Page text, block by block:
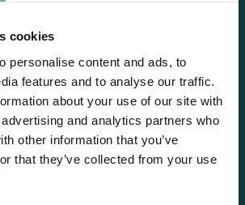
cookies
personalise content and ads, to
features and to analyse our traffic.
about your use of our site with
and analytics partners who
other information that you’ve
that they’ve collected from your use